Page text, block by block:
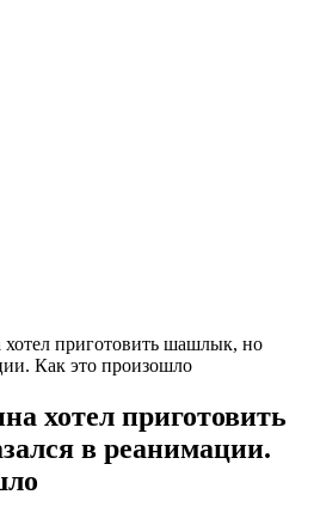
приготовить шашлык, но
Как это произошло
хотел приготовить
в реанимации.